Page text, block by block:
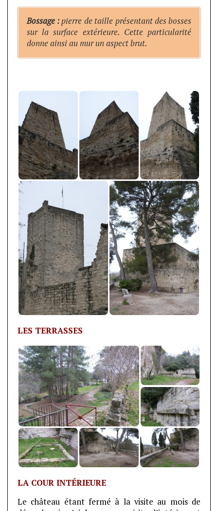
Bossage :pierre de taille présentant des bosses
sur la surface extérieure. Cette particularité
donne ainsi au mur un aspect brut.
LES TERRASSES
LA COUR INTÉRIEURE
Le château étant fermé à la visite au mois de